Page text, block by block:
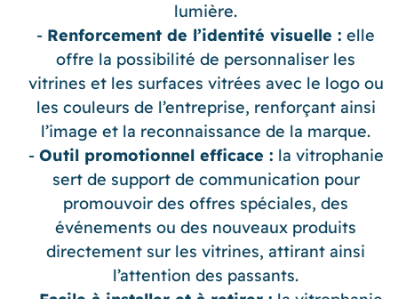
lumière.
Renforcement de l’identité visuelle : elle
offre la possibilité de personnaliser les
vitrines et les surfaces vitrées avec le logo ou
les couleurs de l’entreprise, renforçant ainsi
l’image et la reconnaissance de la marque.
Outil promotionnel efficace : la vitrophanie
sert de support de communication pour
promouvoir des offres spéciales, des
événements ou des nouveaux produits
directement sur les vitrines, attirant ainsi
l’attention des passants.